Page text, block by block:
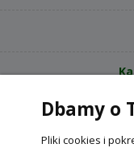
Dbamy o
Pliki cookies i